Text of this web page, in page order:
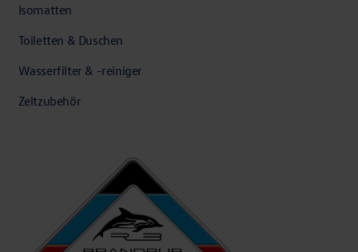
Isomatten
Toiletten & Duschen
Wasserfilter & -reiniger
Zeltzubehör